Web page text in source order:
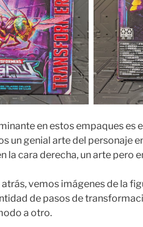
en estos empaques es
un genial arte del personaje
la cara derecha, un arte pero
atrás, vemos imágenes de la
de pasos de
a otro.